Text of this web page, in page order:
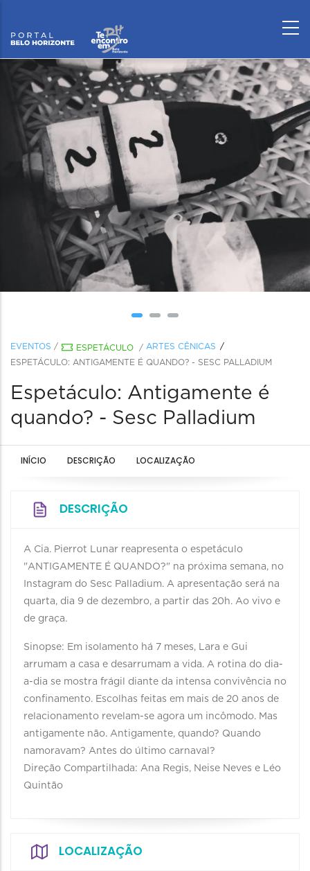
EVENTOS / ESPETÁCULO / ARTES CÊNICAS
ESPETÁCULO: ANTIGAMENTE É QUANDO? - SESC PALLADIUM
Espetáculo: Antigamente é
quando? - Sesc Palladium
INÍCIO DESCRIÇÃO LOCALIZAÇÃO
DESCRIÇÃO
A Cia. Pierrot Lunar reapresenta o espetáculo
"ANTIGAMENTE É QUANDO?" na próxima semana, no
Instagram do Sesc Palladium. A apresentação será na
quarta, dia 9 de dezembro, a partir das 20h. Ao vivo e
de graça.
Sinopse: Em isolamento há 7 meses, Lara e Gui
arrumam a casa e desarrumam a vida. A rotina do dia-
a-dia se mostra frágil diante da intensa convivência no
confinamento. Escolhas feitas em mais de 20 anos de
relacionamento revelam-se agora um incômodo. Mas
antigamente não. Antigamente, quando? Quando
namoravam? Antes do último carnaval?
Direção Compartilhada: Ana Regis, Neise Neves e Léo
Quintão
LOCALIZAÇÃO